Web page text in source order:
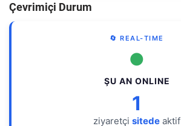
Çevrimiçi Durum
🔄 REAL-TIME
●
ŞU AN ONLINE
1
ziyaretçi sitede aktif